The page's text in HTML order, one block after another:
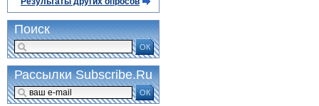
Поиск
ОК
Рассылки Subscribe.Ru
ОК